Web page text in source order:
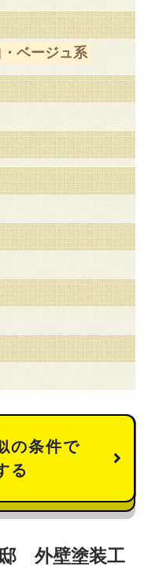
・ベージュ系
の条件で
る
邸 外壁塗装工